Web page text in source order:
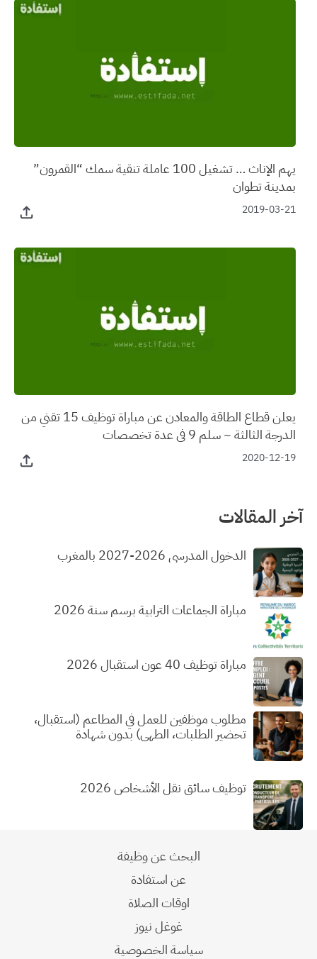
يهم الإناث … تشغيل 100 عاملة تنقية سمك “القمرون”
بمدينة تطوان
2019-03-21
يعلن قطاع الطاقة والمعادن عن مباراة توظيف 15 تقني من
الدرجة الثالثة ~ سلم 9 في عدة تخصصات
2020-12-19
آخر المقالات
الدخول المدرسي 2026-2027 بالمغرب
مباراة الجماعات الترابية برسم سنة 2026
مباراة توظيف 40 عون استقبال 2026
مطلوب موظفين للعمل في المطاعم (استقبال،
تحضير الطلبات، الطهي) بدون شهادة
توظيف سائق نقل الأشخاص 2026
البحث عن وظيفة
عن استفادة
اوقات الصلاة
غوغل نيوز
سياسة الخصوصية